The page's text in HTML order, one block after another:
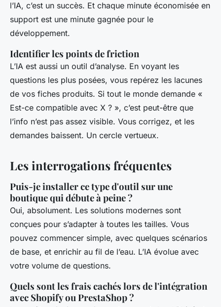
l’IA, c’est un succès. Et chaque minute économisée en
support est une minute gagnée pour le
développement.
Identifier les points de friction
L’IA est aussi un outil d’analyse. En voyant les
questions les plus posées, vous repérez les lacunes
de vos fiches produits. Si tout le monde demande «
Est-ce compatible avec X ? », c’est peut-être que
l’info n’est pas assez visible. Vous corrigez, et les
demandes baissent. Un cercle vertueux.
Les interrogations fréquentes
Puis-je installer ce type d'outil sur une
boutique qui débute à peine ?
Oui, absolument. Les solutions modernes sont
conçues pour s’adapter à toutes les tailles. Vous
pouvez commencer simple, avec quelques scénarios
de base, et enrichir au fil de l’eau. L’IA évolue avec
votre volume de questions.
Quels sont les frais cachés lors de l'intégration
avec Shopify ou PrestaShop ?